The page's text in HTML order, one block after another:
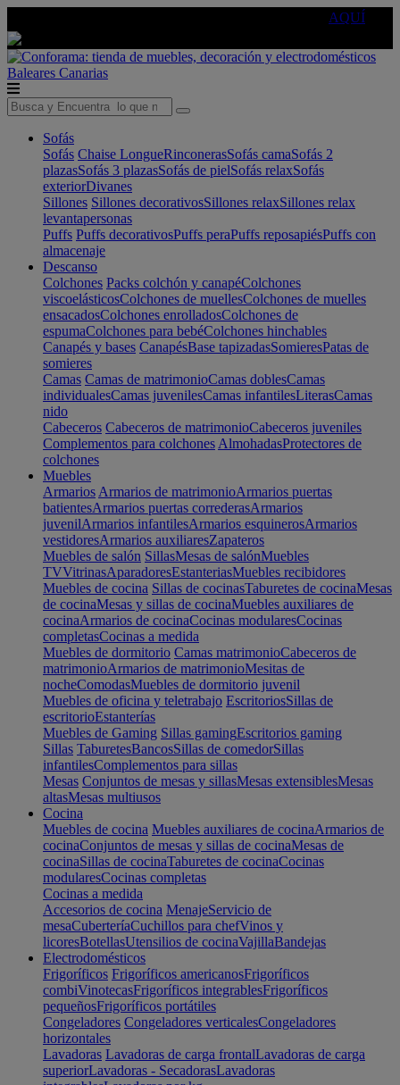
AQUÍ
Baleares Canarias
Sofás
Sofás Chaise LongueRinconerasSofás camaSofás 2
plazasSofás 3 plazasSofás de pielSofás relaxSofás
exteriorDivanes
Sillones Sillones decorativosSillones relaxSillones relax
levantapersonas
Puffs Puffs decorativosPuffs peraPuffs reposapiésPuffs con
almacenaje
Descanso
Colchones Packs colchón y canapéColchones
viscoelásticosColchones de muellesColchones de muelles
ensacadosColchones enrolladosColchones de
espumaColchones para bebéColchones hinchables
Canapés y bases CanapésBase tapizadasSomieresPatas de
somieres
Camas Camas de matrimonioCamas doblesCamas
individualesCamas juvenilesCamas infantilesLiterasCamas
nido
Cabeceros Cabeceros de matrimonioCabeceros juveniles
Complementos para colchones AlmohadasProtectores de
colchones
Muebles
Armarios Armarios de matrimonioArmarios puertas
batientesArmarios puertas correderasArmarios
juvenilArmarios infantilesArmarios esquinerosArmarios
vestidoresArmarios auxiliaresZapateros
Muebles de salón SillasMesas de salónMuebles
TVVitrinasAparadoresEstanteriasMuebles recibidores
Muebles de cocina Sillas de cocinasTaburetes de cocinaMesas
de cocinaMesas y sillas de cocinaMuebles auxiliares de
cocinaArmarios de cocinaCocinas modularesCocinas
completasCocinas a medida
Muebles de dormitorio Camas matrimonioCabeceros de
matrimonioArmarios de matrimonioMesitas de
nocheComodasMuebles de dormitorio juvenil
Muebles de oficina y teletrabajo EscritoriosSillas de
escritorioEstanterías
Muebles de Gaming Sillas gamingEscritorios gaming
Sillas TaburetesBancosSillas de comedorSillas
infantilesComplementos para sillas
Mesas Conjuntos de mesas y sillasMesas extensiblesMesas
altasMesas multiusos
Cocina
Muebles de cocina Muebles auxiliares de cocinaArmarios de
cocinaConjuntos de mesas y sillas de cocinaMesas de
cocinaSillas de cocinaTaburetes de cocinaCocinas
modularesCocinas completas
Cocinas a medida
Accesorios de cocina MenajeServicio de
mesaCuberteríaCuchillos para chefVinos y
licoresBotellasUtensilios de cocinaVajillaBandejas
Electrodomésticos
Frigoríficos Frigoríficos americanosFrigoríficos
combiVinotecasFrigoríficos integrablesFrigoríficos
pequeñosFrigoríficos portátiles
Congeladores Congeladores verticalesCongeladores
horizontales
Lavadoras Lavadoras de carga frontalLavadoras de carga
superiorLavadoras - SecadorasLavadoras